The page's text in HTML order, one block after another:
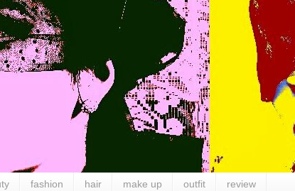
fashion hair make up outfit review